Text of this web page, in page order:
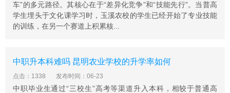
车”的多元路径。其核心在于“差异化竞争”和“技能先行”。当普高
学生埋头于文化课学习时，玉溪农校的学生已经开始了专业技能
的训练，在另一个赛道上积累核...
中职升本科难吗 昆明农业学校的升学率如何
点击：1338 发布时间：06-23
中职毕业生通过“三校生”高考等渠道升入本科，相较于普通高